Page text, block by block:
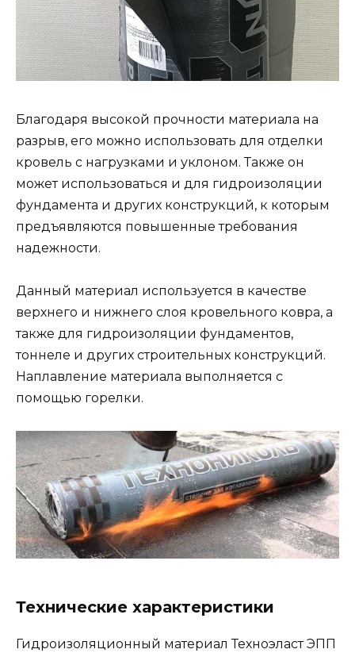
Благодаря высокой прочности материала на
разрыв, его можно использовать для отделки
кровель с нагрузками и уклоном. Также он
может использоваться и для гидроизоляции
фундамента и других конструкций, к которым
предъявляются повышенные требования
надежности.
Данный материал используется в качестве
верхнего и нижнего слоя кровельного ковра, а
также для гидроизоляции фундаментов,
тоннеле и других строительных конструкций.
Наплавление материала выполняется с
помощью горелки.
Технические характеристики
Гидроизоляционный материал Техноэласт ЭПП